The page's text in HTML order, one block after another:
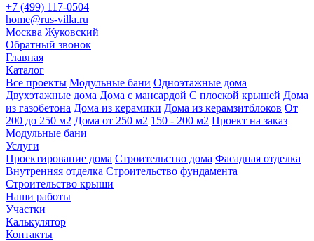
+7 (499) 117-0504
home@rus-villa.ru
Москва Жуковский
Обратный звонок
Главная
Каталог
Все проекты Модульные бани Одноэтажные дома
Двухэтажные дома Дома с мансардой С плоской крышей Дома
из газобетона Дома из керамики Дома из керамзитблоков От
200 до 250 м2 Дома от 250 м2 150 - 200 м2 Проект на заказ
Модульные бани
Услуги
Проектирование дома Строительство дома Фасадная отделка
Внутренняя отделка Строительство фундамента
Строительство крыши
Наши работы
Участки
Калькулятор
Контакты